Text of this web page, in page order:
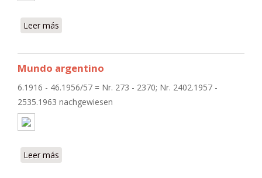
Leer más
Mundo argentino
6.1916 - 46.1956/57 = Nr. 273 - 2370; Nr. 2402.1957 -
2535.1963 nachgewiesen
Leer más